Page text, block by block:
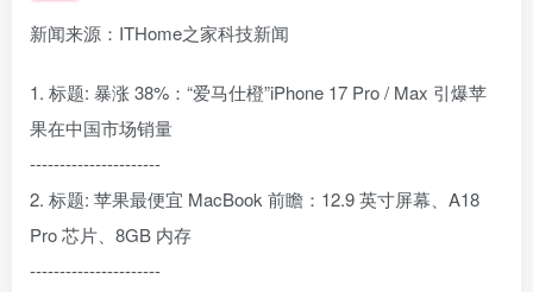
新闻来源：ITHome之家科技新闻
1. 标题: 暴涨 38%：“爱马仕橙”iPhone 17 Pro / Max 引爆苹
果在中国市场销量
----------------------
2. 标题: 苹果最便宜 MacBook 前瞻：12.9 英寸屏幕、A18
Pro 芯片、8GB 内存
----------------------